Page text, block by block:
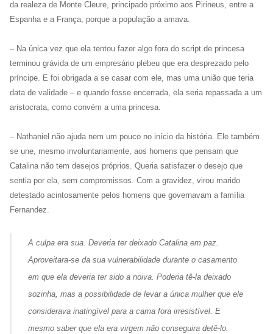
da realeza de Monte Cleure, principado próximo aos Pirineus, entre a
Espanha e a França, porque a população a amava.
– Na única vez que ela tentou fazer algo fora do script de princesa
terminou grávida de um empresário plebeu que era desprezado pelo
príncipe. E foi obrigada a se casar com ele, mas uma união que teria
data de validade – e quando fosse encerrada, ela seria repassada a um
aristocrata, como convém a uma princesa.
– Nathaniel não ajuda nem um pouco no início da história. Ele também
se une, mesmo involuntariamente, aos homens que pensam que
Catalina não tem desejos próprios. Queria satisfazer o desejo que
sentia por ela, sem compromissos. Com a gravidez, virou marido
detestado acintosamente pelos homens que governavam a família
Fernandez.
A culpa era sua. Deveria ter deixado Catalina em paz.
Aproveitara-se da sua vulnerabilidade durante o casamento
em que ela deveria ter sido a noiva. Poderia tê-la deixado
sozinha, mas a possibilidade de levar a única mulher que ele
considerava inatingível para a cama fora irresistível. E
mesmo saber que ela era virgem não conseguira detê-lo.